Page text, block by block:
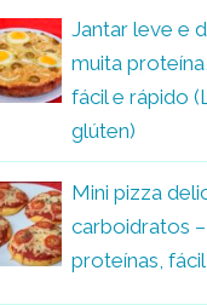
Jantar leve e
muita
fácil e rápido
glúten)
Mini pizza
carboidratos –
proteínas,